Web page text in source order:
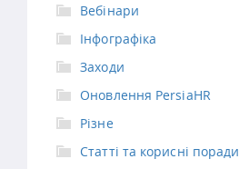
Вебінари
Інфографіка
Заходи
Оновлення PersiaHR
Різне
Статті та корисні поради